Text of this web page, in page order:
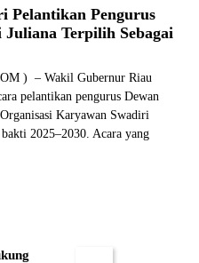
Pelantikan Pengurus
Terpilih Sebagai
) – Wakil Gubernur Riau
pelantikan pengurus Dewan
Karyawan Swadiri
2025–2030. Acara yang